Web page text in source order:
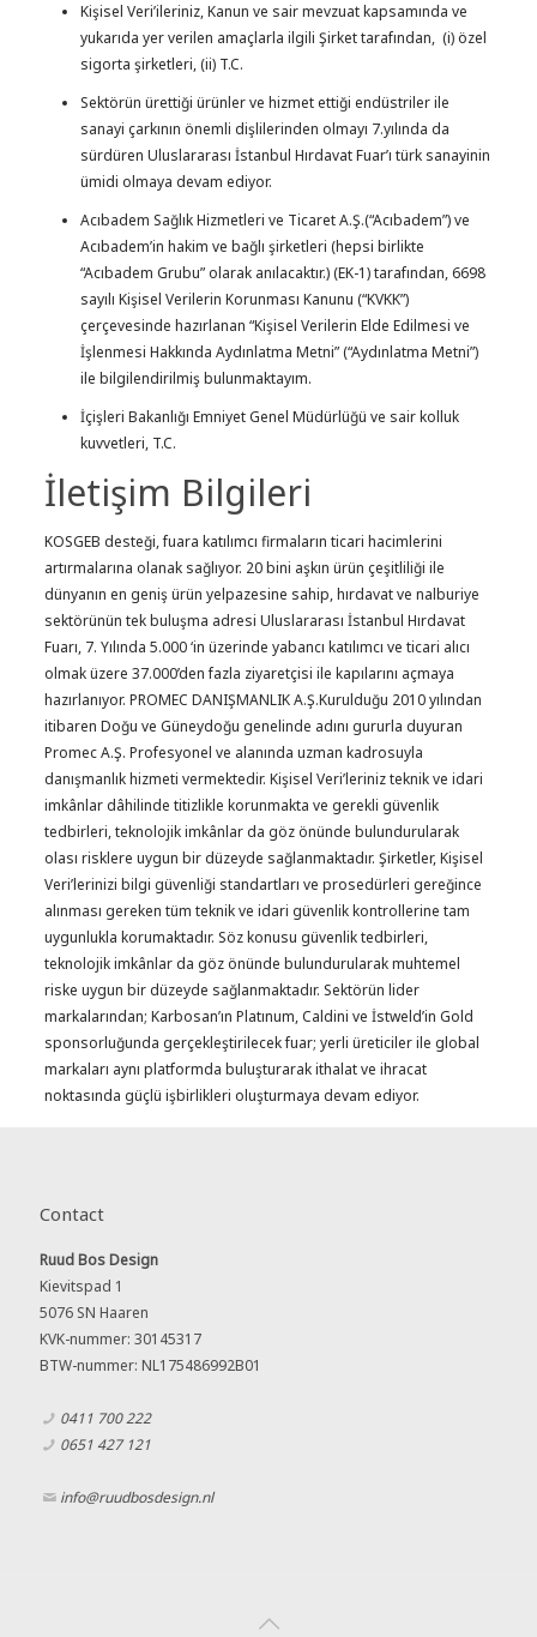
Kişisel Veri’ileriniz, Kanun ve sair mevzuat kapsamında ve
yukarıda yer verilen amaçlarla ilgili Şirket tarafından, (i) özel
sigorta şirketleri, (ii) T.C.
Sektörün ürettiği ürünler ve hizmet ettiği endüstriler ile
sanayi çarkının önemli dişlilerinden olmayı 7.yılında da
sürdüren Uluslararası İstanbul Hırdavat Fuar’ı türk sanayinin
ümidi olmaya devam ediyor.
Acıbadem Sağlık Hizmetleri ve Ticaret A.Ş.(“Acıbadem”) ve
Acıbadem’in hakim ve bağlı şirketleri (hepsi birlikte
“Acıbadem Grubu” olarak anılacaktır.) (EK-1) tarafından, 6698
sayılı Kişisel Verilerin Korunması Kanunu (“KVKK”)
çerçevesinde hazırlanan “Kişisel Verilerin Elde Edilmesi ve
İşlenmesi Hakkında Aydınlatma Metni” (“Aydınlatma Metni”)
ile bilgilendirilmiş bulunmaktayım.
İçişleri Bakanlığı Emniyet Genel Müdürlüğü ve sair kolluk
kuvvetleri, T.C.
İletişim Bilgileri
KOSGEB desteği, fuara katılımcı firmaların ticari hacimlerini
artırmalarına olanak sağlıyor. 20 bini aşkın ürün çeşitliliği ile
dünyanın en geniş ürün yelpazesine sahip, hırdavat ve nalburiye
sektörünün tek buluşma adresi Uluslararası İstanbul Hırdavat
Fuarı, 7. Yılında 5.000 ‘in üzerinde yabancı katılımcı ve ticari alıcı
olmak üzere 37.000’den fazla ziyaretçisi ile kapılarını açmaya
hazırlanıyor. PROMEC DANIŞMANLIK A.Ş.Kurulduğu 2010 yılından
itibaren Doğu ve Güneydoğu genelinde adını gururla duyuran
Promec A.Ş. Profesyonel ve alanında uzman kadrosuyla
danışmanlık hizmeti vermektedir. Kişisel Veri’leriniz teknik ve idari
imkânlar dâhilinde titizlikle korunmakta ve gerekli güvenlik
tedbirleri, teknolojik imkânlar da göz önünde bulundurularak
olası risklere uygun bir düzeyde sağlanmaktadır. Şirketler, Kişisel
Veri’lerinizi bilgi güvenliği standartları ve prosedürleri gereğince
alınması gereken tüm teknik ve idari güvenlik kontrollerine tam
uygunlukla korumaktadır. Söz konusu güvenlik tedbirleri,
teknolojik imkânlar da göz önünde bulundurularak muhtemel
riske uygun bir düzeyde sağlanmaktadır. Sektörün lider
markalarından; Karbosan’ın Platınum, Caldini ve İstweld’in Gold
sponsorluğunda gerçekleştirilecek fuar; yerli üreticiler ile global
markaları aynı platformda buluşturarak ithalat ve ihracat
noktasında güçlü işbirlikleri oluşturmaya devam ediyor.
Contact
Ruud Bos Design
Kievitspad 1
5076 SN Haaren
KVK-nummer: 30145317
BTW-nummer: NL175486992B01
0411 700 222
0651 427 121
info@ruudbosdesign.nl